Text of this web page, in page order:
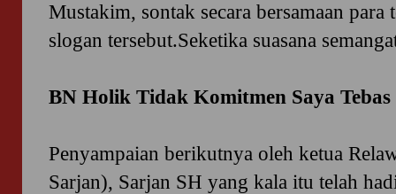
Mustakim, sontak secara bersamaan
slogan tersebut.Seketika suasana
BN Holik Tidak Komitmen Saya Tebas
Penyampaian berikutnya oleh ketua
Sarjan), Sarjan SH yang kala itu telah